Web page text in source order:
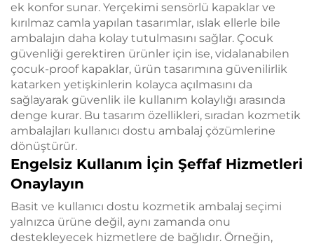
ek konfor sunar. Yerçekimi sensörlü kapaklar ve
kırılmaz camla yapılan tasarımlar, ıslak ellerle bile
ambalajın daha kolay tutulmasını sağlar. Çocuk
güvenliği gerektiren ürünler için ise, vidalanabilen
çocuk-proof kapaklar, ürün tasarımına güvenilirlik
katarken yetişkinlerin kolayca açılmasını da
sağlayarak güvenlik ile kullanım kolaylığı arasında
denge kurar. Bu tasarım özellikleri, sıradan kozmetik
ambalajları kullanıcı dostu ambalaj çözümlerine
dönüştürür.
Engelsiz Kullanım İçin Şeffaf Hizmetleri
Onaylayın
Basit ve kullanıcı dostu kozmetik ambalaj seçimi
yalnızca ürüne değil, aynı zamanda onu
destekleyecek hizmetlere de bağlıdır. Örneğin,